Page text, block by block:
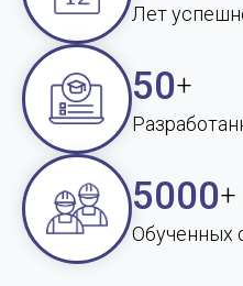
Лет
50+
5000+
Обученных